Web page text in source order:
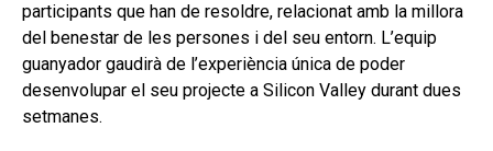
participants que han de resoldre, relacionat amb la millora
del benestar de les persones i del seu entorn. L’equip
guanyador gaudirà de l’experiència única de poder
desenvolupar el seu projecte a Silicon Valley durant dues
setmanes.